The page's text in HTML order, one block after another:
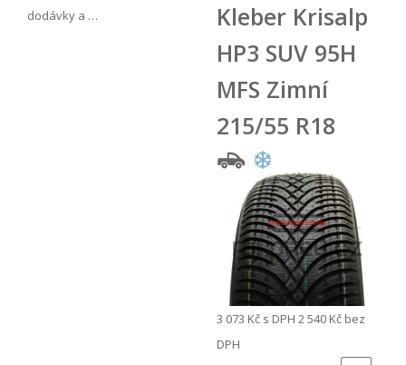
dodávky a …
Kleber Krisalp
HP3 SUV 95H
MFS Zimní
215/55 R18
3 073 Kč s DPH 2 540 Kč bez
DPH